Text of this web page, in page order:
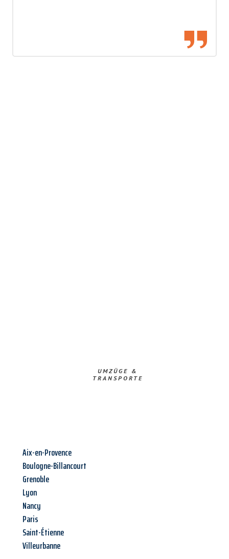
UMZÜGE &
TRANSPORTE
Aix-en-Provence
Boulogne-Billancourt
Grenoble
Lyon
Nancy
Paris
Saint-Étienne
Villeurbanne